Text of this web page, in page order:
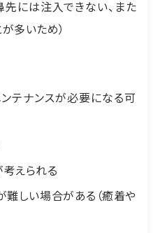
先には注入できない、また
多いため）
テナンスが必要になる可
えられる
難しい場合がある（癒着や